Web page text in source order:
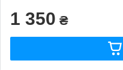
1 350 ₴